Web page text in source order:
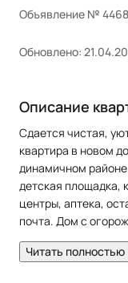
Объявление №
Обновлено:
Описание
Сдается чистая,
квартира в новом
динамичном
детская площадка,
центры, аптека,
почта. Дом с
впервые!
Читать полностью